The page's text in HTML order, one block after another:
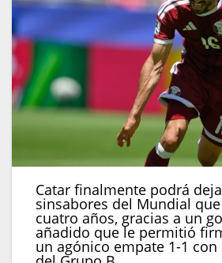
Catar finalmente podrá
sinsabores del Mundial
cuatro años, gracias a un
añadido que le permitió
un agónico empate 1-1 con